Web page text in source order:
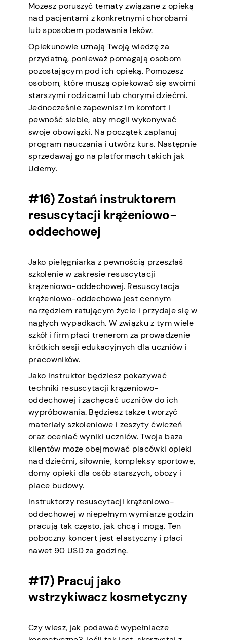
Możesz poruszyć tematy związane z opieką
nad pacjentami z konkretnymi chorobami
lub sposobem podawania leków.
Opiekunowie uznają Twoją wiedzę za
przydatną, ponieważ pomagają osobom
pozostającym pod ich opieką. Pomożesz
osobom, które muszą opiekować się swoimi
starszymi rodzicami lub chorymi dziećmi.
Jednocześnie zapewnisz im komfort i
pewność siebie, aby mogli wykonywać
swoje obowiązki. Na początek zaplanuj
program nauczania i utwórz kurs. Następnie
sprzedawaj go na platformach takich jak
Udemy.
#16) Zostań instruktorem
resuscytacji krążeniowo-
oddechowej
Jako pielęgniarka z pewnością przeszłaś
szkolenie w zakresie resuscytacji
krążeniowo-oddechowej. Resuscytacja
krążeniowo-oddechowa jest cennym
narzędziem ratującym życie i przydaje się w
nagłych wypadkach. W związku z tym wiele
szkół i firm płaci trenerom za prowadzenie
krótkich sesji edukacyjnych dla uczniów i
pracowników.
Jako instruktor będziesz pokazywać
techniki resuscytacji krążeniowo-
oddechowej i zachęcać uczniów do ich
wypróbowania. Będziesz także tworzyć
materiały szkoleniowe i zeszyty ćwiczeń
oraz oceniać wyniki uczniów. Twoja baza
klientów może obejmować placówki opieki
nad dziećmi, siłownie, kompleksy sportowe,
domy opieki dla osób starszych, obozy i
place budowy.
Instruktorzy resuscytacji krążeniowo-
oddechowej w niepełnym wymiarze godzin
pracują tak często, jak chcą i mogą. Ten
poboczny koncert jest elastyczny i płaci
nawet 90 USD za godzinę.
#17) Pracuj jako
wstrzykiwacz kosmetyczny
Czy wiesz, jak podawać wypełniacze